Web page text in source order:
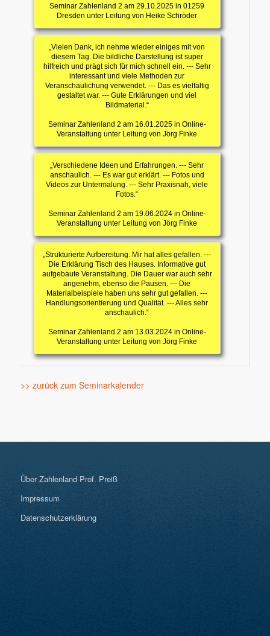
Seminar Zahlenland 2 am 29.10.2025 in 01259
Dresden unter Leitung von Heike Schröder
„Vielen Dank, ich nehme wieder einiges mit von
diesem Tag. Die bildliche Darstellung ist super
hilfreich und prägt sich für mich schnell ein. --- Sehr
interessant und viele Methoden zur
Veranschaulichung verwendet. --- Das es vielfältig
gestaltet war. --- Gute Erklärungen und viel
Bildmaterial.“
Seminar Zahlenland 2 am 16.01.2025 in Online-
Veranstaltung unter Leitung von Jörg Finke
„Verschiedene Ideen und Erfahrungen. --- Sehr
anschaulich. --- Es war gut erklärt. --- Fotos und
Videos zur Untermalung. --- Sehr Praxisnah, viele
Fotos.“
Seminar Zahlenland 2 am 19.06.2024 in Online-
Veranstaltung unter Leitung von Jörg Finke
„Strukturierte Aufbereitung. Mir hat alles gefallen. ---
Die Erklärung Tisch des Hauses. Informative gut
aufgebaute Veranstaltung. Die Dauer war auch sehr
angenehm, ebenso die Pausen. --- Die
Materialbeispiele haben uns sehr gut gefallen. ---
Handlungsorientierung und Qualität. --- Alles sehr
anschaulich.“
Seminar Zahlenland 2 am 13.03.2024 in Online-
Veranstaltung unter Leitung von Jörg Finke
>> zurück zum Seminarkalender
Über Zahlenland Prof. Preiß
Impressum
Datenschutzerklärung